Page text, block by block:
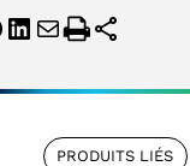
PRODUITS LIÉS